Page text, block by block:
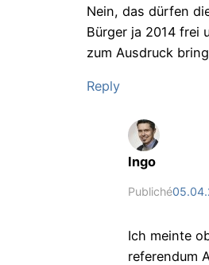
Nein, das dürfen
Bürger ja 2014 frei
zum Ausdruck
Reply
Ingo
Publiché
Ich meinte
referendum